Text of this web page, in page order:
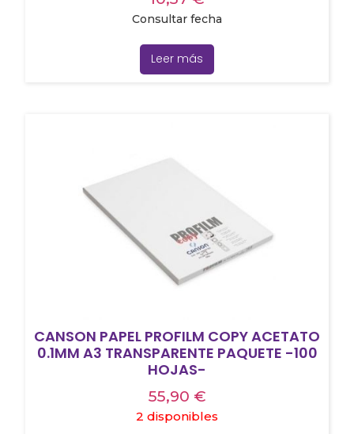
Consultar fecha
Leer más
CANSON PAPEL PROFILM COPY ACETATO
0.1MM A3 TRANSPARENTE PAQUETE -100
HOJAS-
55,90 €
2 disponibles